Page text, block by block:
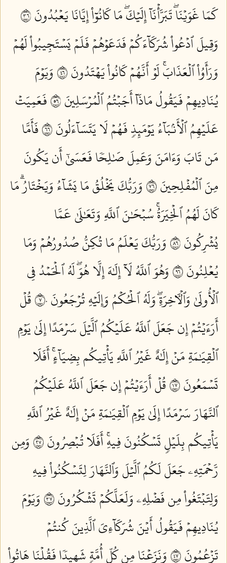
كَمَا غَوَيۡنَاۖ تَبَرَّأۡنَآ إِلَيۡكَۖ مَا كَانُوٓاْ إِيَّانَا يَعۡبُدُونَ ٦٣
وَقِيلَ ٱدۡعُواْ شُرَكَآءَكُمۡ فَدَعَوۡهُمۡ فَلَمۡ يَسۡتَجِيبُواْ لَهُمۡ
وَرَأَوُاْ ٱلۡعَذَابَۚ لَوۡ أَنَّهُمۡ كَانُواْ يَهۡتَدُونَ ٦٤
وَيَوۡمَ
يُنَادِيهِمۡ فَيَقُولُ مَاذَآ أَجَبۡتُمُ ٱلۡمُرۡسَلِينَ ٦٥
فَعَمِيَتۡ
عَلَيۡهِمُ ٱلۡأَنۢبَآءُ يَوۡمَئِذٖ فَهُمۡ لَا يَتَسَآءَلُونَ ٦٦
فَأَمَّا
مَن تَابَ وَءَامَنَ وَعَمِلَ صَٰلِحٗا فَعَسَىٰٓ أَن يَكُونَ
مِنَ ٱلۡمُفۡلِحِينَ ٦٧
وَرَبُّكَ يَخۡلُقُ مَا يَشَآءُ وَيَخۡتَارُۗ مَا
كَانَ لَهُمُ ٱلۡخِيَرَةُۚ سُبۡحَٰنَ ٱللَّهِ وَتَعَٰلَىٰ عَمَّا
يُشۡرِكُونَ ٦٨
وَرَبُّكَ يَعۡلَمُ مَا تُكِنُّ صُدُورُهُمۡ وَمَا
يُعۡلِنُونَ ٦٩
وَهُوَ ٱللَّهُ لَآ إِلَٰهَ إِلَّا هُوَۖ لَهُ ٱلۡحَمۡدُ فِي
ٱلۡأُولَىٰ وَٱلۡأٓخِرَةِۖ وَلَهُ ٱلۡحُكۡمُ وَإِلَيۡهِ تُرۡجَعُونَ ٧٠
قُلۡ
أَرَءَيۡتُمۡ إِن جَعَلَ ٱللَّهُ عَلَيۡكُمُ ٱلَّيۡلَ سَرۡمَدًا إِلَىٰ يَوۡمِ
ٱلۡقِيَٰمَةِ مَنۡ إِلَٰهٌ غَيۡرُ ٱللَّهِ يَأۡتِيكُم بِضِيَآءٍۚ أَفَلَا
تَسۡمَعُونَ ٧١
قُلۡ أَرَءَيۡتُمۡ إِن جَعَلَ ٱللَّهُ عَلَيۡكُمُ
ٱلنَّهَارَ سَرۡمَدًا إِلَىٰ يَوۡمِ ٱلۡقِيَٰمَةِ مَنۡ إِلَٰهٌ غَيۡرُ ٱللَّهِ
يَأۡتِيكُم بِلَيۡلٖ تَسۡكُنُونَ فِيهِۚ أَفَلَا تُبۡصِرُونَ ٧٢
وَمِن
رَّحۡمَتِهِۦ جَعَلَ لَكُمُ ٱلَّيۡلَ وَٱلنَّهَارَ لِتَسۡكُنُواْ فِيهِ
وَلِتَبۡتَغُواْ مِن فَضۡلِهِۦ وَلَعَلَّكُمۡ تَشۡكُرُونَ ٧٣
وَيَوۡمَ
يُنَادِيهِمۡ فَيَقُولُ أَيۡنَ شُرَكَآءِيَ ٱلَّذِينَ كُنتُمۡ
تَزۡعُمُونَ ٧٤
وَنَزَعۡنَا مِن كُلِّ أُمَّةٖ شَهِيدٗا فَقُلۡنَا هَاتُواْ